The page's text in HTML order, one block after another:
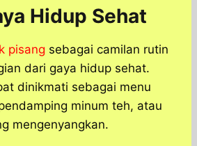
Hidup Sehat
pisang sebagai camilan rutin
dari gaya hidup sehat.
dinikmati sebagai menu
minum teh, atau
mengenyangkan.